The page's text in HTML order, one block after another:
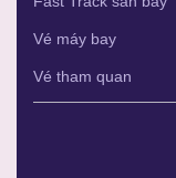
Vé máy bay
Vé tham quan